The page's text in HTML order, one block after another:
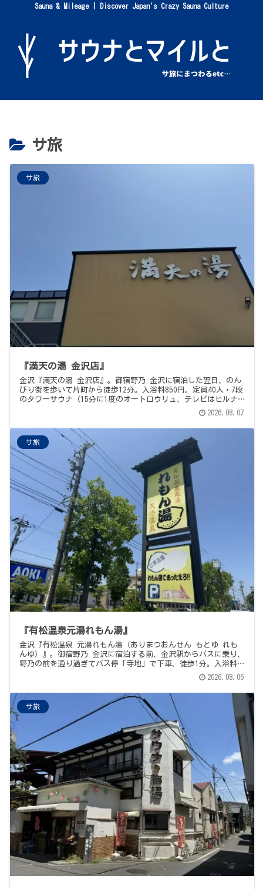
Sauna & Mileage | Discover Japan's Crazy Sauna Culture
サ旅
サ旅
『満天の湯 金沢店』
金沢『満天の湯 金沢店』。御宿野乃 金沢に宿泊した翌日、のん
びり街を歩いて片町から徒歩12分。入浴料850円。定員40人・7段
のタワーサウナ（15分に1度のオートロウリュ、テレビはヒルナ
ンデス）、備長炭の壁面から水が流れ落ちる18℃のわりと深い水
風呂、日当たり良好な露天外気浴。上段が予想以上にアチアチで
早めに退出したエピソードや、一枚岩をくりぬいた掛け湯のユニ
ークな造作まで。サウナめしは「ターバンカレー総本店」でチキ
ンカツカレー、金沢カレーの1杯がしみる。
2026.08.07
サ旅
『有松温泉元湯れもん湯』
金沢『有松温泉 元湯れもん湯（ありまつおんせん もとゆ れも
んゆ）』。御宿野乃 金沢に宿泊する前、金沢駅からバスに乗り、
野乃の前を通り過ぎてバス停「寺地」で下車、徒歩1分。入浴料
500円＋サウナ200円。110℃のストーン対流式サウナ（20分ごと
にオートロウリュ、テレビはNHKのど自慢）、18℃と20℃の2つの
水風呂（屋外は小さめプールで潜水OK）、そしてぬるめのモール
泉が締めのごちそう。サウナ飯は帰り道、金沢の隠れB級グルメの
雄『宇宙軒食堂』のとんバラ定食で。地元の爺さんたちに愛され
る、風通しの良い1軒でした。
2026.08.06
サ旅